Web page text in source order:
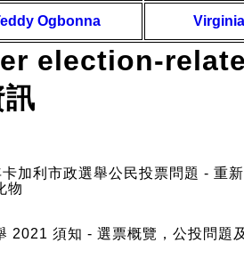
Ogbonna
election-
加利市政選舉公民投票問題 - 重
物
2021 須知 - 選票概覽，公投問題